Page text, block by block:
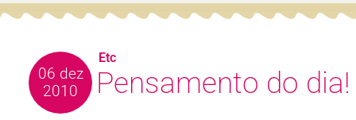
06 dez
2010
Pensamento do dia!
Etc